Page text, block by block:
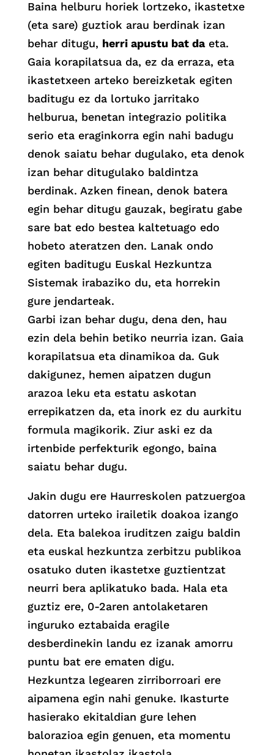
Baina helburu horiek lortzeko, ikastetxe
(eta sare) guztiok arau berdinak izan
behar ditugu, herri apustu bat daeta.
Gaia korapilatsua da, ez da erraza, eta
ikastetxeen arteko bereizketak egiten
baditugu ez da lortuko jarritako
helburua, benetan integrazio politika
serio eta eraginkorra egin nahi badugu
denok saiatu behar dugulako, eta denok
izan behar ditugulako baldintza
berdinak. Azken finean, denok batera
egin behar ditugu gauzak, begiratu gabe
sare bat edo bestea kaltetuago edo
hobeto ateratzen den. Lanak ondo
egiten baditugu Euskal Hezkuntza
Sistemak irabaziko du, eta horrekin
gure jendarteak.
Garbi izan behar dugu, dena den, hau
ezin dela behin betiko neurria izan. Gaia
korapilatsua eta dinamikoa da. Guk
dakigunez, hemen aipatzen dugun
arazoa leku eta estatu askotan
errepikatzen da, eta inork ez du aurkitu
formula magikorik. Ziur aski ez da
irtenbide perfekturik egongo, baina
saiatu behar dugu.
Jakin dugu ere Haurreskolen patzuergoa
datorren urteko irailetik doakoa izango
dela. Eta balekoa iruditzen zaigu baldin
eta euskal hezkuntza zerbitzu publikoa
osatuko duten ikastetxe guztientzat
neurri bera aplikatuko bada. Hala eta
guztiz ere, 0-2aren antolaketaren
inguruko eztabaida eragile
desberdinekin landu ez izanak amorru
puntu bat ere ematen digu.
Hezkuntza legearen zirriborroari ere
aipamena egin nahi genuke. Ikasturte
hasierako ekitaldian gure lehen
balorazioa egin genuen, eta momentu